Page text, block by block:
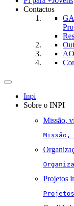
Contactos
Toggle
navigation
Inpi
Sobre o INPI
Missão,
Projetos